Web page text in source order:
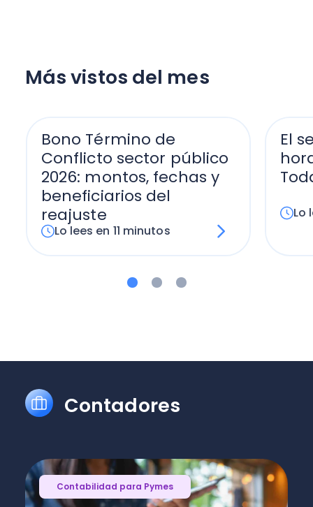
Más vistos del mes
Bono Término de
Conflicto sector público
2026: montos, fechas y
beneficiarios del
reajuste
Lo lees en 11 minutos
El
Lo
Contadores
Contabilidad para Pymes